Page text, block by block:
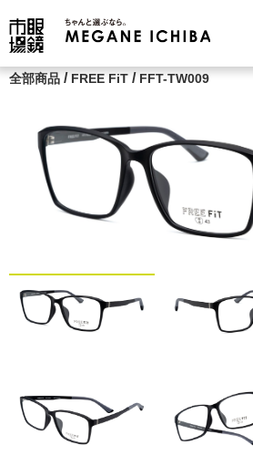
全部商品 / FREE FiT / FFT-TW009